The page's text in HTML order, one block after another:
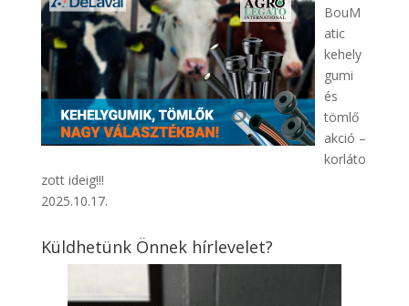
BouM
atic
kehely
gumi
és
tömlő
akció –
korláto
zott ideig!!!
2025.10.17.
Küldhetünk Önnek hírlevelet?